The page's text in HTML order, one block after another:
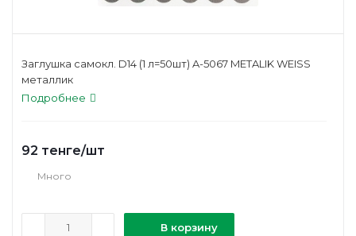
Заглушка самокл. D14 (1 л=50шт) A-5067 METALIK WEISS
металлик
Подробнее
92 тенге/шт
Много
В корзину